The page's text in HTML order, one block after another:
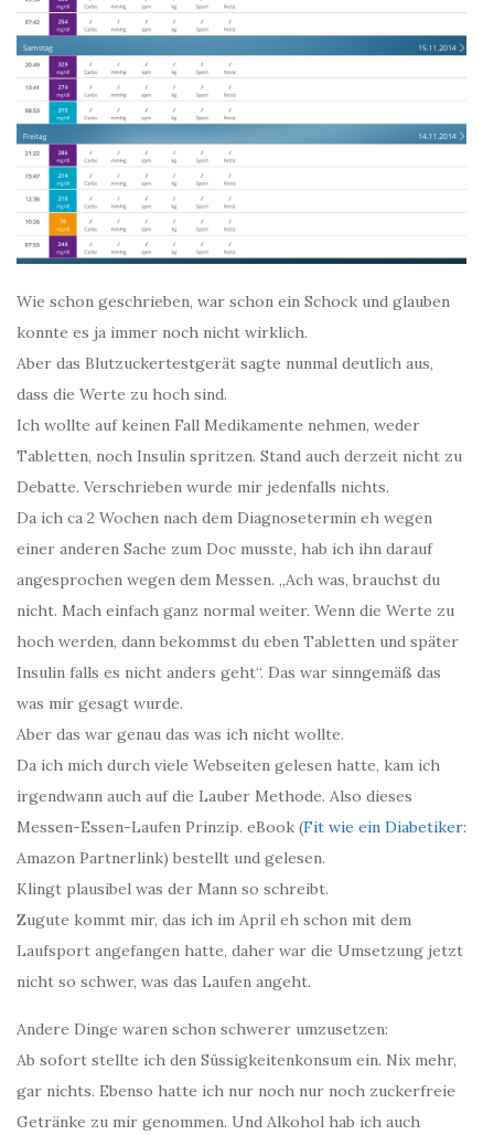
Wie schon geschrieben, war schon ein Schock und glauben
konnte es ja immer noch nicht wirklich.
Aber das Blutzuckertestgerät sagte nunmal deutlich aus,
dass die Werte zu hoch sind.
Ich wollte auf keinen Fall Medikamente nehmen, weder
Tabletten, noch Insulin spritzen. Stand auch derzeit nicht zu
Debatte. Verschrieben wurde mir jedenfalls nichts.
Da ich ca 2 Wochen nach dem Diagnosetermin eh wegen
einer anderen Sache zum Doc musste, hab ich ihn darauf
angesprochen wegen dem Messen. „Ach was, brauchst du
nicht. Mach einfach ganz normal weiter. Wenn die Werte zu
hoch werden, dann bekommst du eben Tabletten und später
Insulin falls es nicht anders geht“. Das war sinngemäß das
was mir gesagt wurde.
Aber das war genau das was ich nicht wollte.
Da ich mich durch viele Webseiten gelesen hatte, kam ich
irgendwann auch auf die Lauber Methode. Also dieses
Messen-Essen-Laufen Prinzip. eBook (Fit wie ein Diabetiker:
Amazon Partnerlink) bestellt und gelesen.
Klingt plausibel was der Mann so schreibt.
Zugute kommt mir, das ich im April eh schon mit dem
Laufsport angefangen hatte, daher war die Umsetzung jetzt
nicht so schwer, was das Laufen angeht.
Andere Dinge waren schon schwerer umzusetzen:
Ab sofort stellte ich den Süssigkeitenkonsum ein. Nix mehr,
gar nichts. Ebenso hatte ich nur noch nur noch zuckerfreie
Getränke zu mir genommen. Und Alkohol hab ich auch